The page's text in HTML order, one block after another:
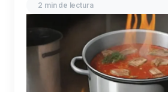
2 min de lectura